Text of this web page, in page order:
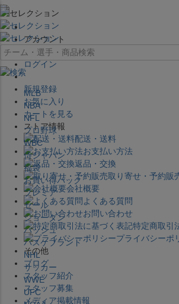
×
アカウント
ログイン
新規登録
お気に入り
カートを見る
ストア情報
配送・送料
お支払い方法
返品・交換
取り寄せ・予約販
会社概要
よくある質問
お問い合わせ
特定商取引
プライバシーポ
その他
ブログ
スタッフ紹介
スタッフ募集
メディア掲載情報
MLB
NBA
NFL
プロ野球
WBC
侍ジャパン
福袋
お買い得パック
プレミア
セール
ジョーダン
バッシュ
バスケブランド
NHL
サッカー
WWE
UFC